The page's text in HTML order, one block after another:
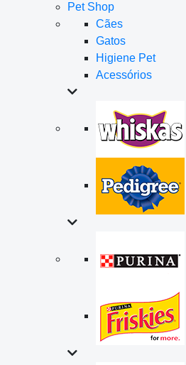
Pet Shop
Cães
Gatos
Higiene Pet
Acessórios